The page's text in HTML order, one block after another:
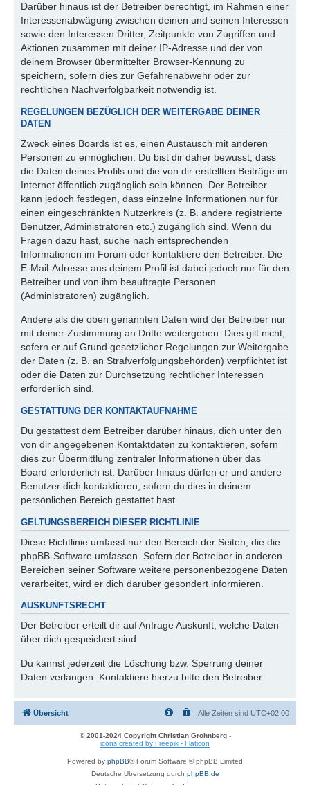
Darüber hinaus ist der Betreiber berechtigt, im Rahmen einer
Interessenabwägung zwischen deinen und seinen Interessen
sowie den Interessen Dritter, Zeitpunkte von Zugriffen und
Aktionen zusammen mit deiner IP-Adresse und der von
deinem Browser übermittelter Browser-Kennung zu
speichern, sofern dies zur Gefahrenabwehr oder zur
rechtlichen Nachverfolgbarkeit notwendig ist.
REGELUNGEN BEZÜGLICH DER WEITERGABE DEINER
DATEN
Zweck eines Boards ist es, einen Austausch mit anderen
Personen zu ermöglichen. Du bist dir daher bewusst, dass
die Daten deines Profils und die von dir erstellten Beiträge im
Internet öffentlich zugänglich sein können. Der Betreiber
kann jedoch festlegen, dass einzelne Informationen nur für
einen eingeschränkten Nutzerkreis (z. B. andere registrierte
Benutzer, Administratoren etc.) zugänglich sind. Wenn du
Fragen dazu hast, suche nach entsprechenden
Informationen im Forum oder kontaktiere den Betreiber. Die
E-Mail-Adresse aus deinem Profil ist dabei jedoch nur für den
Betreiber und von ihm beauftragte Personen
(Administratoren) zugänglich.
Andere als die oben genannten Daten wird der Betreiber nur
mit deiner Zustimmung an Dritte weitergeben. Dies gilt nicht,
sofern er auf Grund gesetzlicher Regelungen zur Weitergabe
der Daten (z. B. an Strafverfolgungsbehörden) verpflichtet ist
oder die Daten zur Durchsetzung rechtlicher Interessen
erforderlich sind.
GESTATTUNG DER KONTAKTAUFNAHME
Du gestattest dem Betreiber darüber hinaus, dich unter den
von dir angegebenen Kontaktdaten zu kontaktieren, sofern
dies zur Übermittlung zentraler Informationen über das
Board erforderlich ist. Darüber hinaus dürfen er und andere
Benutzer dich kontaktieren, sofern du dies in deinem
persönlichen Bereich gestattet hast.
GELTUNGSBEREICH DIESER RICHTLINIE
Diese Richtlinie umfasst nur den Bereich der Seiten, die die
phpBB-Software umfassen. Sofern der Betreiber in anderen
Bereichen seiner Software weitere personenbezogene Daten
verarbeitet, wird er dich darüber gesondert informieren.
AUSKUNFTSRECHT
Der Betreiber erteilt dir auf Anfrage Auskunft, welche Daten
über dich gespeichert sind.
Du kannst jederzeit die Löschung bzw. Sperrung deiner
Daten verlangen. Kontaktiere hierzu bitte den Betreiber.
Übersicht Alle Zeiten sind UTC+02:00
© 2001-2024 Copyright Christian Grohnberg-
icons created by Freepik - Flaticon
Powered by phpBB® Forum Software © phpBB Limited
Deutsche Übersetzung durch phpBB.de